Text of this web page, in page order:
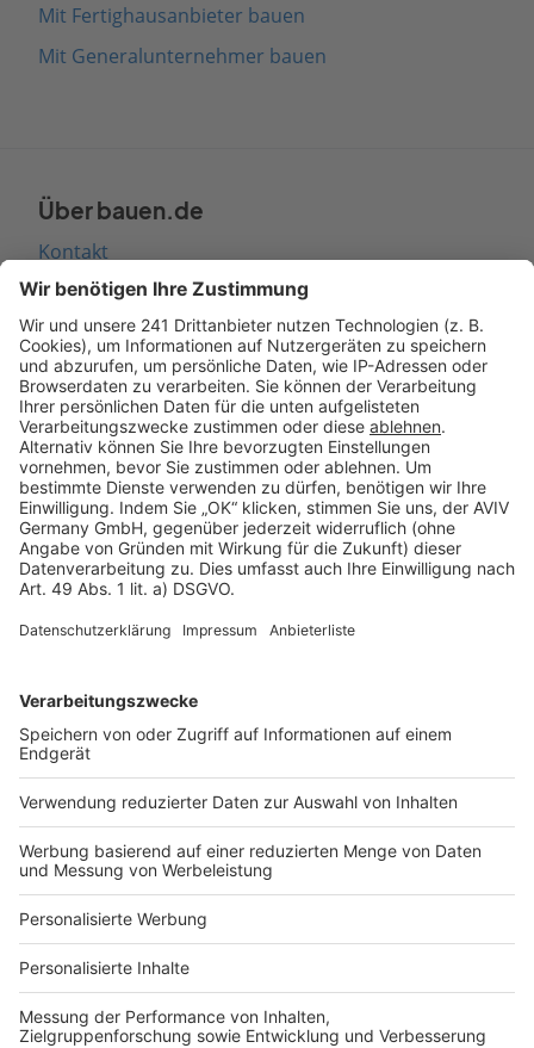
Mit Fertighausanbieter bauen
Mit Generalunternehmer bauen
Über bauen.de
Kontakt
Seitenaufbau
Barrierefreiheit
Cookie Einstellungen
Rechtliches
AGB-Übersicht
Datenschutz
Impressum
Services
Bauprojekt-Quiz
Häuser-Suche
Hausanbieter-Suche
Bauprojekt-Profil
Für Unternehmen
Ihre Baufirma auf bauen.de
Kostenloses Infogespräch